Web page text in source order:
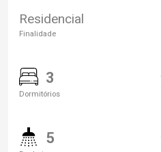
Residencial
Finalidade
3
Dormitórios
5